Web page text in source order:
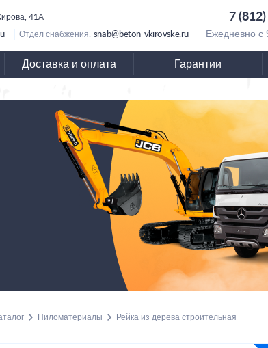
41А 7
Отдел снабжения: snab@beton-vkirovske.ru Ежедневно с
Доставка и оплата Гарантии
Пиломатериалы Рейка из дерева строительная